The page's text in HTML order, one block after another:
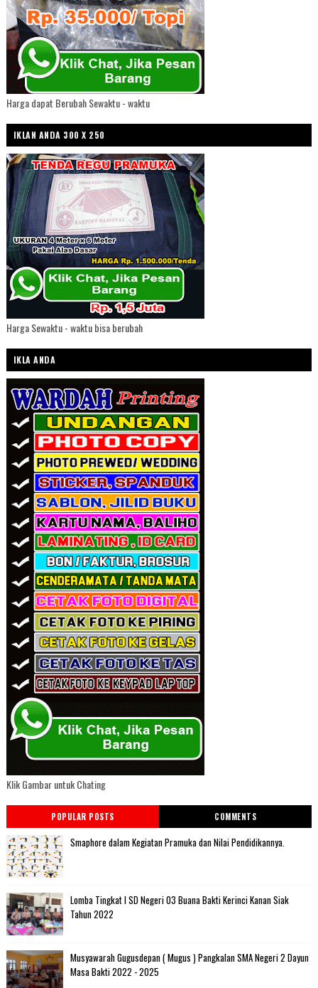
Harga dapat Berubah Sewaktu - waktu
IKLAN ANDA 300 X 250
Harga Sewaktu - waktu bisa berubah
IKLA ANDA
Klik Gambar untuk Chating
POPULAR POSTS COMMENTS
Smaphore dalam Kegiatan Pramuka dan Nilai Pendidikannya.
Lomba Tingkat I SD Negeri 03 Buana Bakti Kerinci Kanan Siak
Tahun 2022
Musyawarah Gugusdepan ( Mugus ) Pangkalan SMA Negeri 2 Dayun
Masa Bakti 2022 - 2025